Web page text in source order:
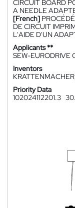
CIRCUIT BOARD
A NEEDLE
[French]
DE CIRCUIT
L'AIDE D'UN
Applicants **
SEW-EURODRIVE
Inventors
Priority Data
102024112201.3